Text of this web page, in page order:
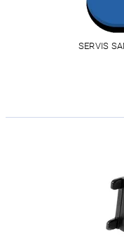
SERVIS